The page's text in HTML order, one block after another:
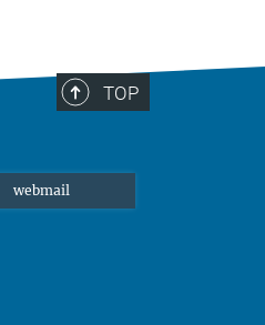
TOP
webmail